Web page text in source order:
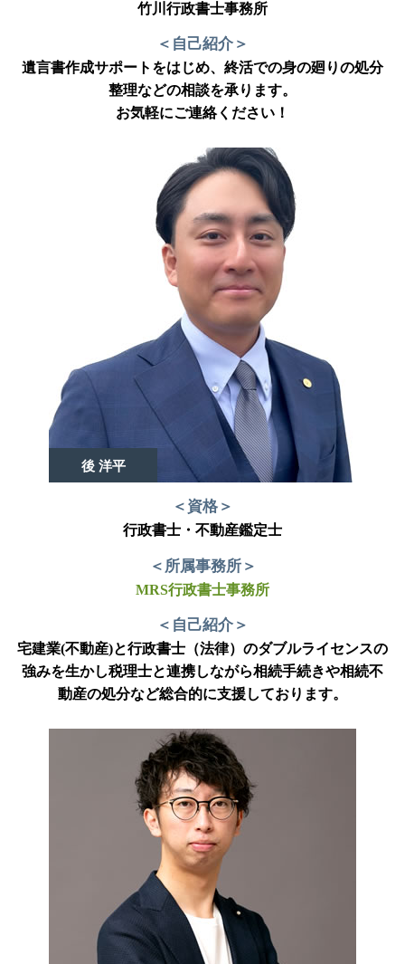
竹川行政書士事務所
＜自己紹介＞
遺言書作成サポートをはじめ、終活での身の廻りの処分
整理などの相談を承ります。
お気軽にご連絡ください！
後 洋平
＜資格＞
行政書士・不動産鑑定士
＜所属事務所＞
MRS行政書士事務所
＜自己紹介＞
宅建業(不動産)と行政書士（法律）のダブルライセンスの
強みを生かし税理士と連携しながら相続手続きや相続不
動産の処分など総合的に支援しております。